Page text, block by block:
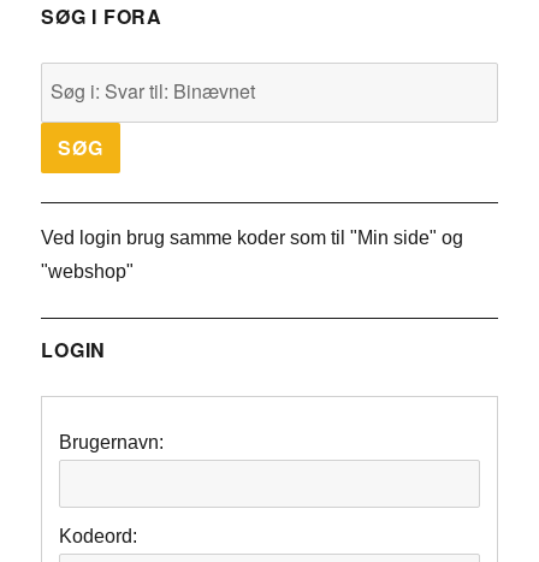
SØG I FORA
Ved login brug samme koder som til "Min side" og
"webshop"
LOGIN
Brugernavn:
Kodeord: